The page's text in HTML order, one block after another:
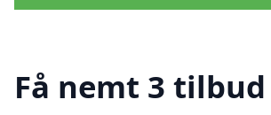
Få nemt 3